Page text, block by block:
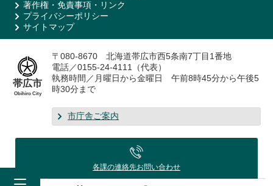
著作権・免責事項・リンク
プライバシーポリシー
サイトマップ
帯広市
Obihiro City
〒080-8670 北海道帯広市西5条南7丁目1番地
電話／0155-24-4111（代表）
執務時間／月曜日から金曜日 午前8時45分から午後5
時30分まで
市庁舎ご案内
各課の連絡先お問い合わせ